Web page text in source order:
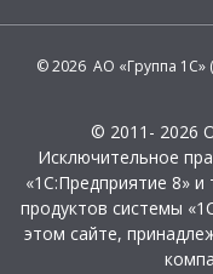
© 2026 АО «Группа 1С»
© 2011- 2026
Исключительное
«1С:Предприятие 8»
продуктов системы
этом сайте,